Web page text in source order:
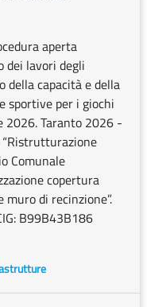
aperta
dei lavori degli
della capacità e della
per i giochi
2026. Taranto 2026 -
Comunale
copertura
di recinzione”.
B99B43B186